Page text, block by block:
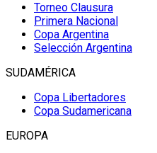
Torneo Clausura
Primera Nacional
Copa Argentina
Selección Argentina
SUDAMÉRICA
Copa Libertadores
Copa Sudamericana
EUROPA